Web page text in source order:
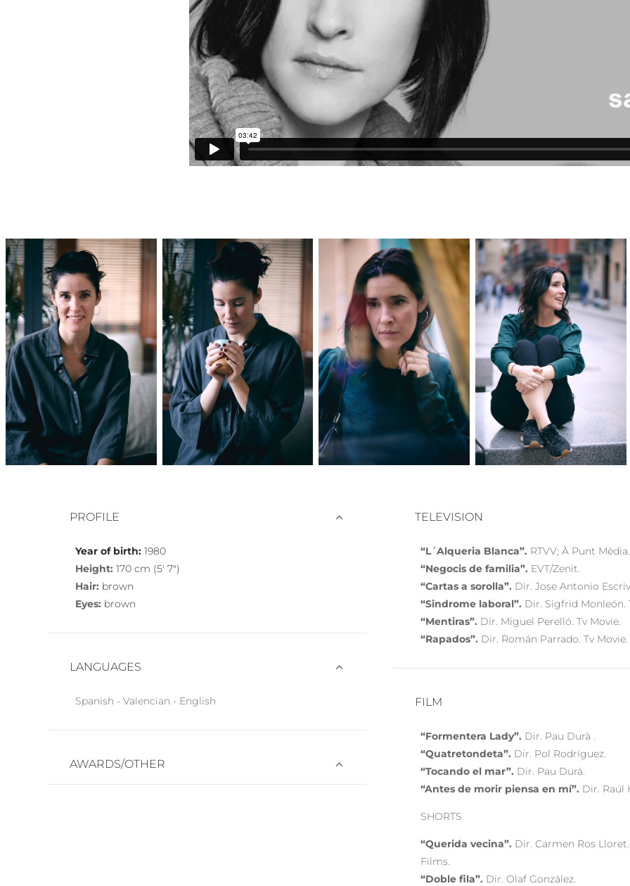
PROFILE
Year of birth: 1980
Height: 170 cm (5′ 7″)
Hair: brown
Eyes: brown
LANGUAGES
Spanish - Valencian - English
AWARDS/OTHER
TELEVISION
“L´Alqueria Blanca”. RTVV; À Punt Mèdia.
“Negocis de familia”. EVT/Zenit.
“Cartas a sorolla”. Dir. Jose Antonio
“Sindrome laboral”. Dir. Sigfrid Monleón.
“Mentiras”. Dir. Miguel Perelló. Tv Movie.
“Rapados”. Dir. Román Parrado. Tv Movie.
FILM
“Formentera Lady”. Dir. Pau Durà .
“Quatretondeta”. Dir. Pol Rodríguez.
“Tocando el mar”. Dir. Pau Durà.
“Antes de morir piensa en mí”. Dir. Raúl
SHORTS
“Querida vecina”. Dir. Carmen Ros
Films.
“Doble fila”. Dir. Olaf González.